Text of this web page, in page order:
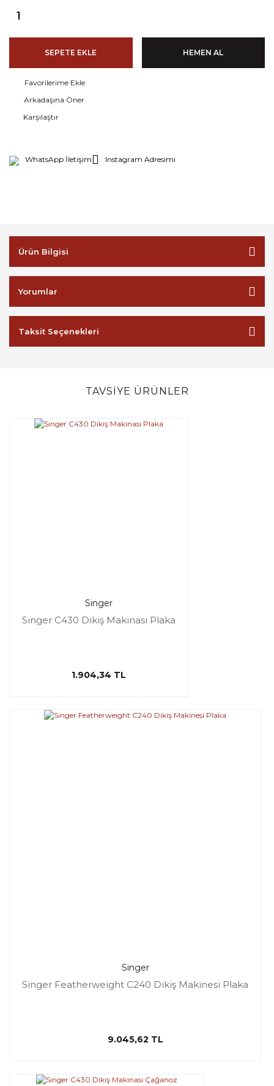
SEPETE EKLE HEMEN AL
Arkadaşına Öner
Karşılaştır
WhatsApp İletişim Instagram Adresimi
Ürün Bilgisi
Yorumlar
Taksit Seçenekleri
TAVSİYE ÜRÜNLER
Singer
Singer C430 Dikiş Makinası Plaka
1.904,34 TL
Singer
Singer Featherweight C240 Dikiş Makinesi Plaka
9.045,62 TL